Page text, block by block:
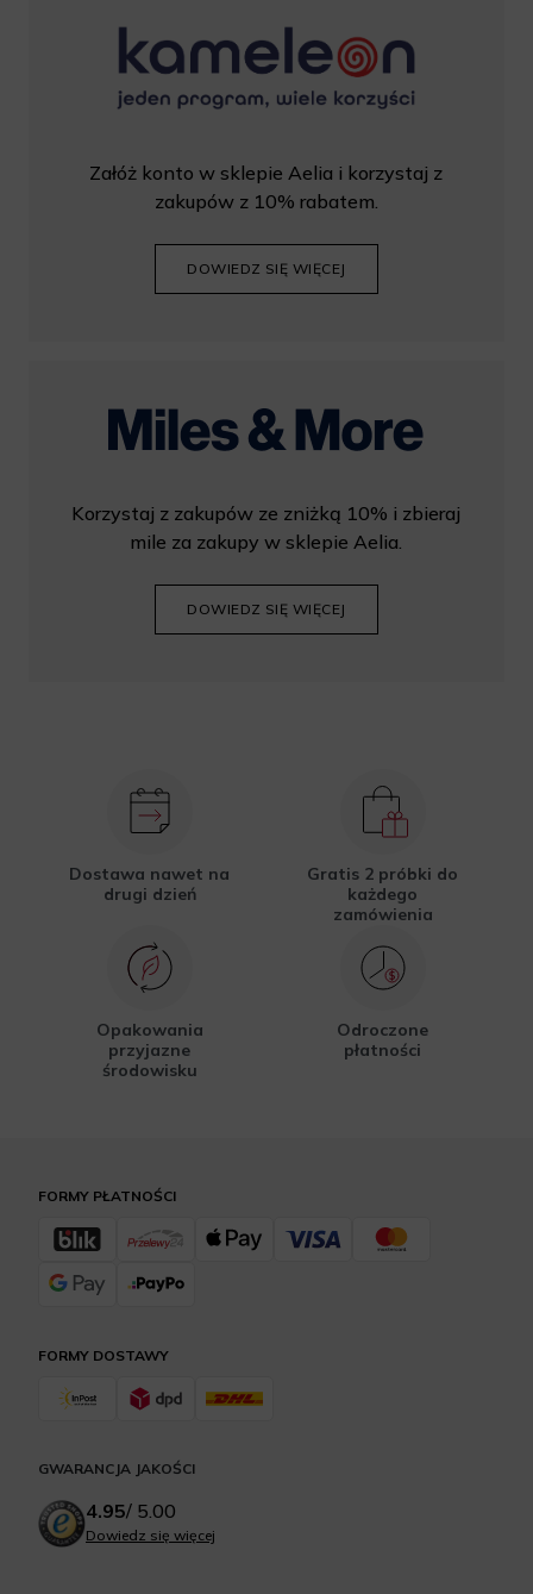
Załóż konto w sklepie Aelia i korzystaj z
zakupów z 10% rabatem.
DOWIEDZ SIĘ WIĘCEJ
Korzystaj z zakupów ze zniżką 10% i zbieraj
mile za zakupy w sklepie Aelia.
DOWIEDZ SIĘ WIĘCEJ
Dostawa nawet na
drugi dzień
Gratis 2 próbki do
każdego
zamówienia
Opakowania
przyjazne
środowisku
Odroczone
płatności
FORMY DOSTAWY
FORMY PŁATNOŚCI
GWARANCJA JAKOŚCI
4.95/ 5.00
Dowiedz się więcej